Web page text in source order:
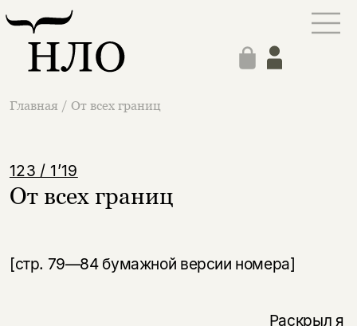
Главная / От всех границ
123 / 1’19
От всех границ
[стр. 79—84 бумажной версии номера]
Раскрыл я